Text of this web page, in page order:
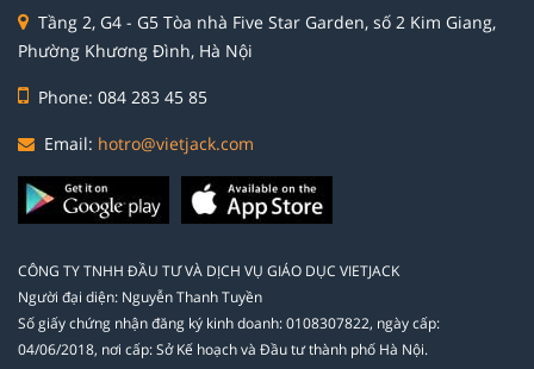
Tầng 2, G4 - G5 Tòa nhà Five Star Garden, số 2 Kim Giang,
Phường Khương Đình, Hà Nội
Phone: 084 283 45 85
Email: hotro@vietjack.com
CÔNG TY TNHH ĐẦU TƯ VÀ DỊCH VỤ GIÁO DỤC VIETJACK
Người đại diện: Nguyễn Thanh Tuyền
Số giấy chứng nhận đăng ký kinh doanh: 0108307822, ngày cấp:
04/06/2018, nơi cấp: Sở Kế hoạch và Đầu tư thành phố Hà Nội.